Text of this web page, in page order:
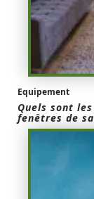
Equipement
Quels sont
fenêtres de